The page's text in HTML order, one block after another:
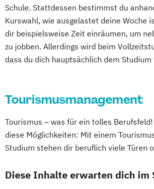
Schule. Stattdessen bestimmst du
Kurswahl, wie ausgelastet deine Woche
dir beispielsweise Zeit einräumen, um
zu jobben. Allerdings wird beim
dass du dich hauptsächlich dem
Tourismusmanagement
Tourismus – was für ein tolles
diese Möglichkeiten: Mit einem
Studium stehen dir beruflich viele Türen
Diese Inhalte erwarten dich im